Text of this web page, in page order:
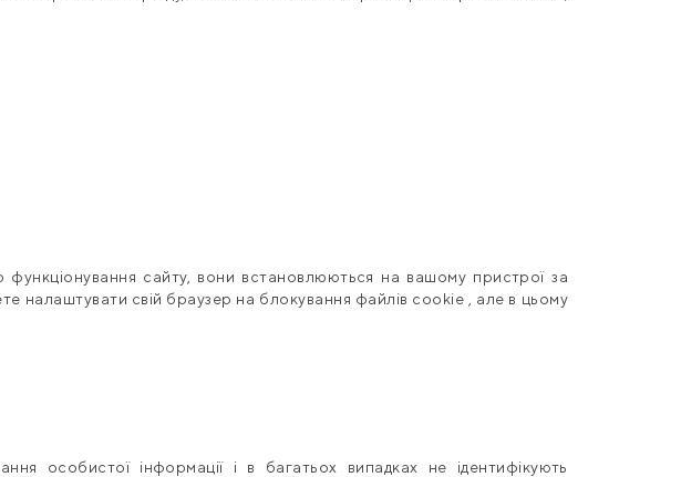
функціонування сайту, вони встановлюються на вашому пристрої за
налаштувати свій браузер на блокування файлів cookie , але в цьому
особистої інформації і в багатьох випадках не ідентифікують